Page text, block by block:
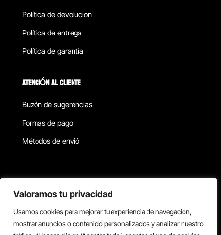
Valoramos tu privacidad
Usamos cookies para mejorar tu experiencia de navegación,
mostrar anuncios o contenido personalizados y analizar nuestro
Política de devolucion
Política de entrega
Política de garantía
ATENCIÓN AL CLIENTE
Buzón de sugerencias
Formas de pago
Métodos de envió
Copyright © 2026 Reisix. Todos los derechos reservados.